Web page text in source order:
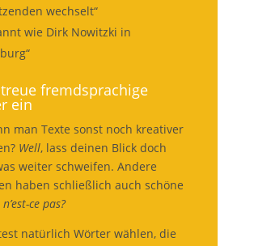
wechselt“
wie Dirk Nowitzki in
fremdsprachige
ein
man Texte sonst noch kreativer
Well, lass deinen Blick doch
weiter schweifen. Andere
haben schließlich auch schöne
n’est-ce pas?
natürlich Wörter wählen, die